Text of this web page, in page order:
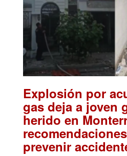
Explosión por
gas deja a joven
herido en
prevenir